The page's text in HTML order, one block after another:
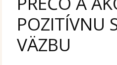
POZITÍVNU
VÄZBU